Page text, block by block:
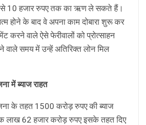
से 10 हजार रुपए तक का ऋण ले सकते हैं।
होने के बाद वे अपना काम दोबारा शुरू कर
करने वाले ऐसे फेरीवालों को प्रोत्साहन
वाले समय में उन्हें अतिरिक्त लोन मिल
में ब्याज राहत
के तहत 1500 करोड़ रुपए की ब्याज
लाख 62 हजार करोड़ रुपए इसके तहत दिए